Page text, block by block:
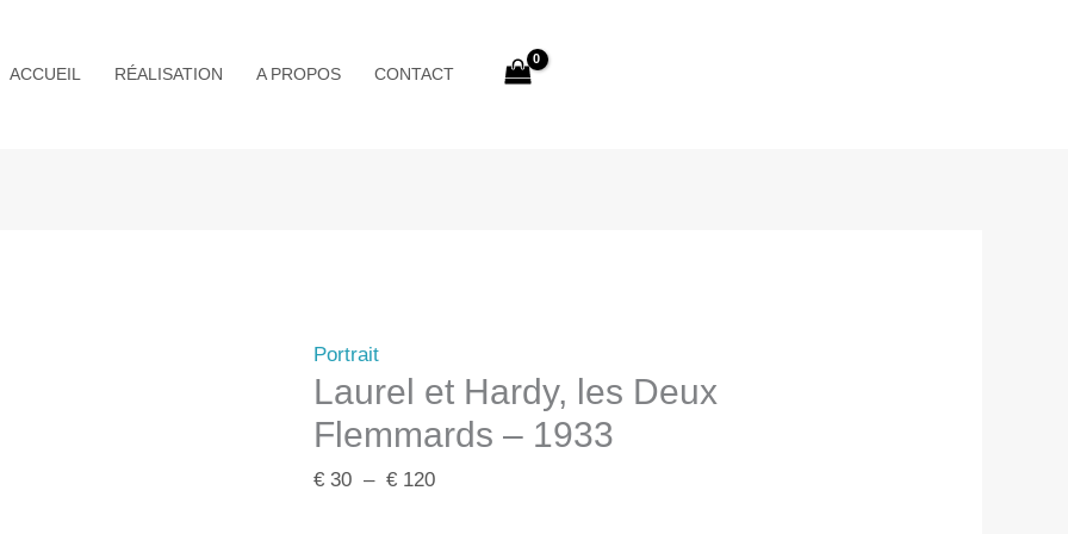
ACCUEIL RÉALISATION A PROPOS CONTACT
Portrait
Laurel et Hardy, les Deux
Flemmards – 1933
€30 – €120
prix :